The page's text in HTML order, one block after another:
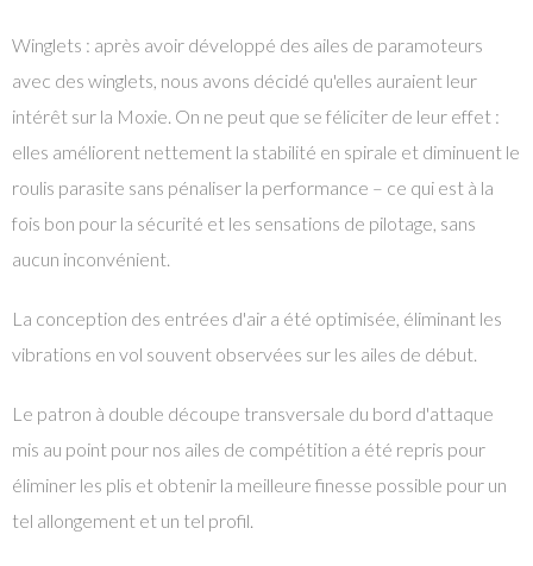
Winglets : après avoir développé des ailes de paramoteurs
avec des winglets, nous avons décidé qu'elles auraient leur
intérêt sur la Moxie. On ne peut que se féliciter de leur effet :
elles améliorent nettement la stabilité en spirale et diminuent le
roulis parasite sans pénaliser la performance – ce qui est à la
fois bon pour la sécurité et les sensations de pilotage, sans
aucun inconvénient.
La conception des entrées d'air a été optimisée, éliminant les
vibrations en vol souvent observées sur les ailes de début.
Le patron à double découpe transversale du bord d'attaque
mis au point pour nos ailes de compétition a été repris pour
éliminer les plis et obtenir la meilleure finesse possible pour un
tel allongement et un tel profil.